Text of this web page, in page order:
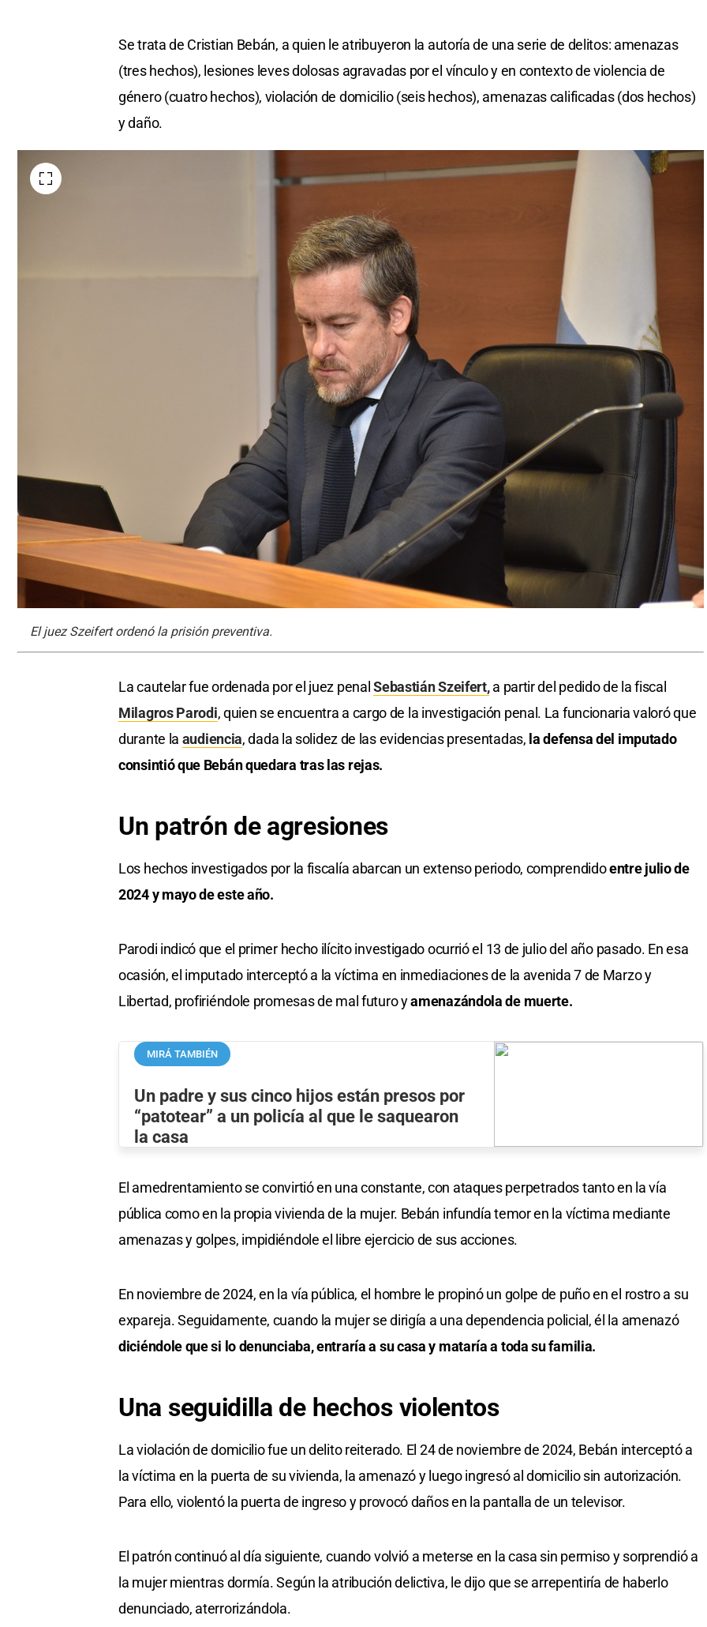
Se trata de Cristian Bebán, a quien le atribuyeron la autoría de una serie de delitos: amenazas
(tres hechos), lesiones leves dolosas agravadas por el vínculo y en contexto de violencia de
género (cuatro hechos), violación de domicilio (seis hechos), amenazas calificadas (dos hechos)
y daño.
El juez Szeifert ordenó la prisión preventiva.
La cautelar fue ordenada por el juez penalSebastián Szeifert,a partir del pedido de la fiscal
Milagros Parodi, quien se encuentra a cargo de la investigación penal. La funcionaria valoró que
durante la audiencia, dada la solidez de las evidencias presentadas, la defensa del imputado
consintió que Bebán quedara tras las rejas.
Un patrón de agresiones
Los hechos investigados por la fiscalía abarcan un extenso periodo, comprendidoentre julio de
2024 y mayo de este año.
Parodi indicó que el primer hecho ilícito investigado ocurrió el 13 de julio del año pasado. En esa
ocasión, el imputado interceptó a la víctima en inmediaciones de la avenida 7 de Marzo y
Libertad, profiriéndole promesas de mal futuro yamenazándola de muerte.
MIRÁ TAMBIÉN
Un padre y sus cinco hijos están presos por
“patotear” a un policía al que le saquearon
la casa
El amedrentamiento se convirtió en una constante, con ataques perpetrados tanto en la vía
pública como en la propia vivienda de la mujer. Bebán infundía temor en la víctima mediante
amenazas y golpes, impidiéndole el libre ejercicio de sus acciones.
En noviembre de 2024, en la vía pública, el hombre le propinó un golpe de puño en el rostro a su
expareja. Seguidamente, cuando la mujer se dirigía a una dependencia policial, él la amenazó
diciéndole que si lo denunciaba, entraría a su casa y mataría a toda su familia.
Una seguidilla de hechos violentos
La violación de domicilio fue un delito reiterado. El 24 de noviembre de 2024, Bebán interceptó a
la víctima en la puerta de su vivienda, la amenazó y luego ingresó al domicilio sin autorización.
Para ello, violentó la puerta de ingreso y provocó daños en la pantalla de un televisor.
El patrón continuó al día siguiente, cuando volvió a meterse en la casa sin permiso y sorprendió a
la mujer mientras dormía. Según la atribución delictiva, le dijo que se arrepentiría de haberlo
denunciado, aterrorizándola.